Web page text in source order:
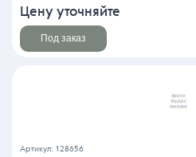
Цену уточняйте
Под заказ
Артикул: 128656